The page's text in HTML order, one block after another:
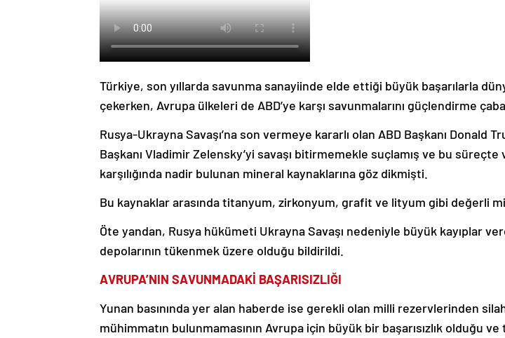
Türkiye, son yıllarda savunma sanayiinde elde ettiği büyük başarılarla
çekerken, Avrupa ülkeleri de ABD’ye karşı savunmalarını güçlendirme
Rusya-Ukrayna Savaşı’na son vermeye kararlı olan ABD Başkanı Donald
Başkanı Vladimir Zelensky’yi savaşı bitirmemekle suçlamış ve bu
karşılığında nadir bulunan mineral kaynaklarına göz dikmişti.
Bu kaynaklar arasında titanyum, zirkonyum, grafit ve lityum gibi değerli
Öte yandan, Rusya hükümeti Ukrayna Savaşı nedeniyle büyük kayıplar
depolarının tükenmek üzere olduğu bildirildi.
AVRUPA’NIN SAVUNMADAKİ BAŞARISIZLIĞI
Yunan basınında yer alan haberde ise gerekli olan milli rezervlerinden
mühimmatın bulunmamasının Avrupa için büyük bir başarısızlık olduğu